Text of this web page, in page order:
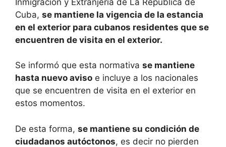
Cuba, se mantiene la vigencia de la estancia
en el exterior para cubanos residentes que se
encuentren de visita en el exterior.
Se informó que esta normativa se mantiene
hasta nuevo aviso e incluye a los nacionales
que se encuentren de visita en el exterior en
estos momentos.
De esta forma, se mantiene su condición de
ciudadanos autóctonos, es decir no pierden